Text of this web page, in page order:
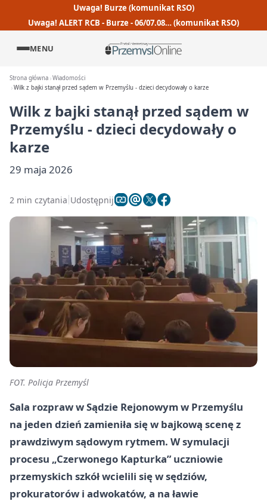
Uwaga! Burze (komunikat RSO)
Uwaga! ALERT RCB - Burze - 06/07.08… (komunikat RSO)
MENU
Strona główna Wiadomości
Wilk z bajki stanął przed sądem w Przemyślu - dzieci decydowały o karze
Wilk z bajki stanął przed sądem w
Przemyślu - dzieci decydowały o
karze
29 maja 2026
2 min czytania Udostępnij
FOT. Policja Przemyśl
Sala rozpraw w Sądzie Rejonowym w Przemyślu
na jeden dzień zamieniła się w bajkową scenę z
prawdziwym sądowym rytmem. W symulacji
procesu „Czerwonego Kapturka” uczniowie
przemyskich szkół wcielili się w sędziów,
prokuratorów i adwokatów, a na ławie